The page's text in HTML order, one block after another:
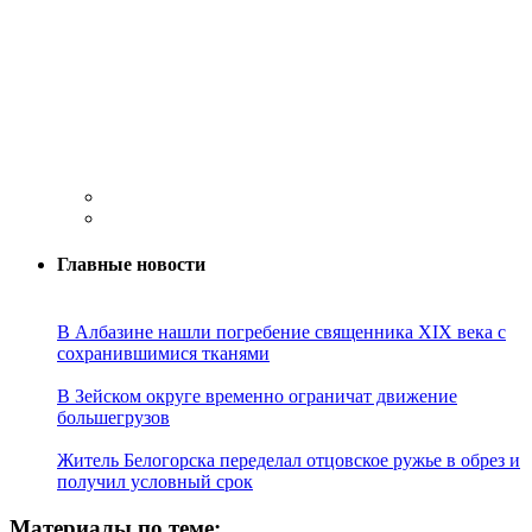
Главные новости
В Албазине нашли погребение священника XIX века с
сохранившимися тканями
В Зейском округе временно ограничат движение
большегрузов
Житель Белогорска переделал отцовское ружье в обрез и
получил условный срок